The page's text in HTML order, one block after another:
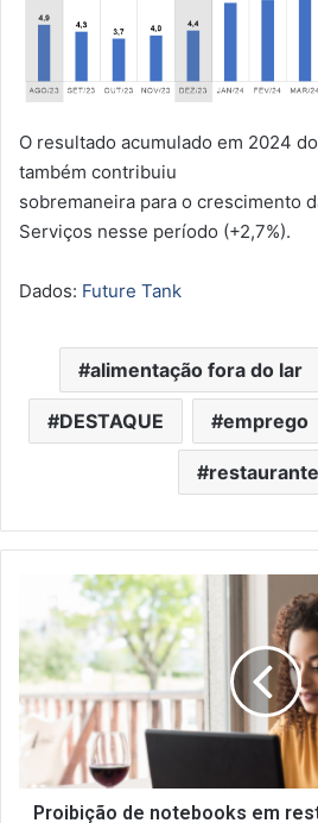
O resultado acumulado em 2024
também contribuiu
sobremaneira para o crescimento
Serviços nesse período (+2,7%).
Dados: Future Tank
alimentação fora do lar
DESTAQUE emprego
Proibição
notebooks
em
restaurantes:
entenda
a
legislação
Proibição de notebooks em